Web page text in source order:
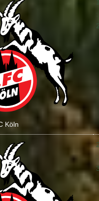
Köln
:
: